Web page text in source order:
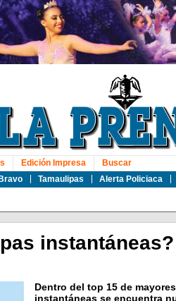
Tamaulipas Alerta Policiaca
Edición Impresa Buscar
instantáneas?
Dentro del top 15 de
instantáneas se encuentra